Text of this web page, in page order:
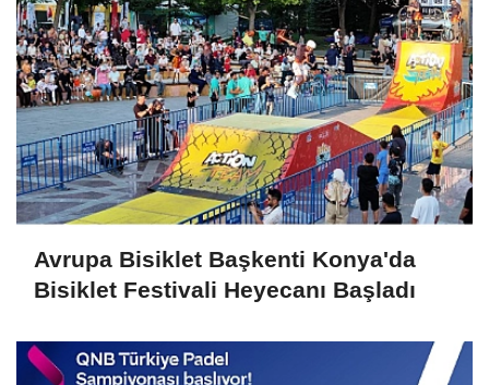
Avrupa Bisiklet Başkenti Konya'da
Bisiklet Festivali Heyecanı Başladı